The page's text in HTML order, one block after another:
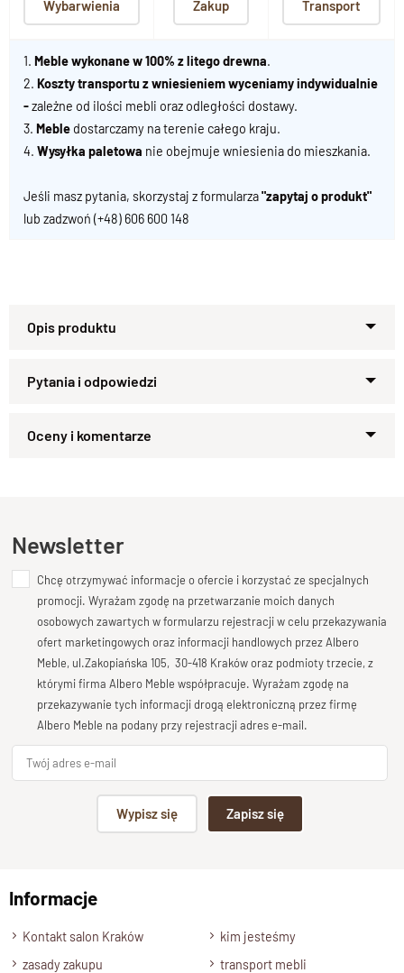
Wybarwienia Zakup Transport
1. Meble wykonane w 100% z litego drewna.
2. Koszty transportu z wniesieniem wyceniamy indywidualnie
-zależne od ilości mebli oraz odległości dostawy.
3. Meble dostarczamy na terenie całego kraju.
4. Wysyłka paletowa nie obejmuje wniesienia do mieszkania.
Jeśli masz pytania, skorzystaj z formularza"zapytaj o produkt"
lub zadzwoń (+48) 606 600 148
Materiał
Wykończenie
Długość
30 cm
Wysokość
55 cm
Głębokość
30 cm
Otwieranie
szuflada
Szuflady
Wybarwienia, drewno -Opcje
Stan produktu
zmontowany
Zapytaj o produkt
Dodaj opinię o produkcie
Twoja ocena
Bardzo dobry
Twoja opinia o produkcie
Podpis
Wyślij opinię
Newsletter
Chcę otrzymywać informacje o ofercie i korzystać ze specjalnych
promocji. Wyrażam zgodę na przetwarzanie moich danych
osobowych zawartych w formularzu rejestracji w celu przekazywania
ofert marketingowych oraz informacji handlowych przez Albero
Meble, ul.Zakopiańska 105, 30-418 Kraków oraz podmioty trzecie, z
którymi firma Albero Meble współpracuje. Wyrażam zgodę na
przekazywanie tych informacji drogą elektroniczną przez firmę
Albero Meble na podany przy rejestracji adres e-mail.
Wypisz się Zapisz się
Informacje
Kontakt salon Kraków
kim jesteśmy
zasady zakupu
transport mebli